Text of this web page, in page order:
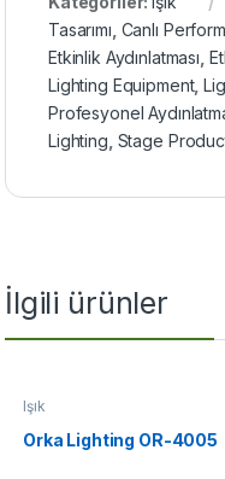
Tasarımı Canlı
Etkinlik Aydınlatması
Lighting Equipment,
Profesyonel
Lighting Stage
İlgili ürünler
Işık
Orka Lighting OR-4005